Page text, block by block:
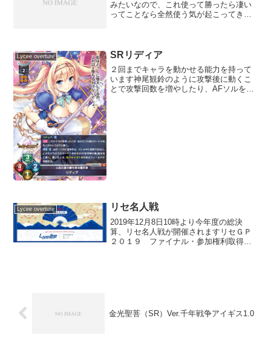
みたいなので、これ使って勝ったら凄い
ってことなら全然使う気が起こってきた
しょ。
Lycee overture SRリディア
２回までキャラを動かせる能力を持って
います神尾観鈴のように攻撃後に動くこ
とで攻撃回数を増やしたり、AFソルを
Lycee overture リセ名人戦
2019年12月8日10時より今年度の総決
算、リセ名人戦が開催されますリセＧＰ
２０１９ ファイナル・参加権利取得者
金光聖菩（SR）Ver.千年戦争アイギス1.0